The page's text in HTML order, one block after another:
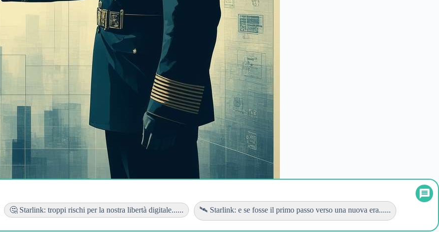
🤔 Starlink: troppi rischi per la nostra libertà digitale...... 🛰️ Starlink: e se fosse il primo passo verso una nuova era......